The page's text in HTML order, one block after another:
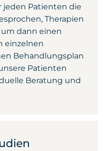
jeden Patienten die
Therapien
dann einen
einzelnen
Behandlungsplan
Patienten
Beratung und